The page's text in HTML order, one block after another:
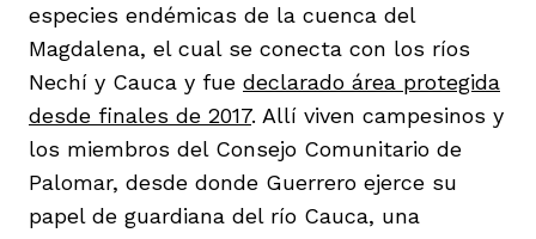
especies endémicas de la cuenca del
Magdalena, el cual se conecta con los ríos
Nechí y Cauca y fue declarado área protegida
desde finales de 2017. Allí viven campesinos y
los miembros del Consejo Comunitario de
Palomar, desde donde Guerrero ejerce su
papel de guardiana del río Cauca, una